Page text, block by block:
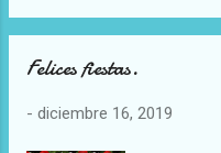
1.-Enviar
donde se
bancaria
Felices fiestas.
- diciembre 16, 2019